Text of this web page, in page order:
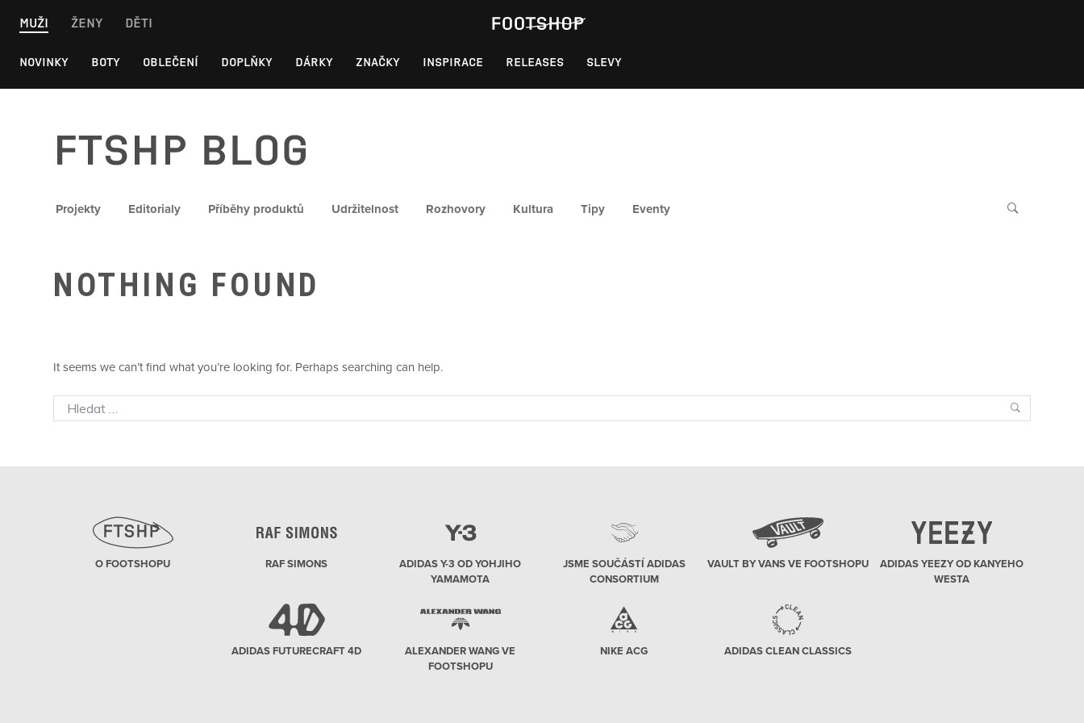
MUŽI ŽENY DĚTI
NOVINKY BOTY OBLEČENÍ DOPLŇKY DÁRKY ZNAČKY INSPIRACE RELEASES SLEVY
FTSHP blog
Projekty Editorialy Příběhy produktů Udržitelnost Rozhovory Kultura Tipy Eventy
NOTHING FOUND
It seems we can’t find what you’re looking for. Perhaps searching can help.
Search
for:
O FOOTSHOPU RAF SIMONS
ADIDAS Y-3 OD YOHJIHO
YAMAMOTA
JSME SOUČÁSTÍ ADIDAS
CONSORTIUM
VAULT BY VANS VE FOOTSHOPU
ADIDAS YEEZY OD KANYEHO
WESTA
ADIDAS FUTURECRAFT 4D
ALEXANDER WANG VE
FOOTSHOPU
NIKE ACG ADIDAS CLEAN CLASSICS